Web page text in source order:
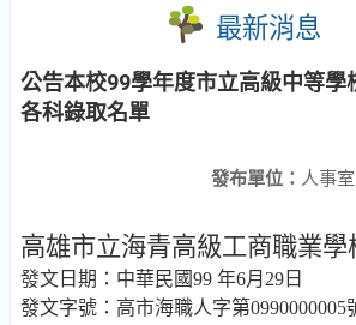
最新消息
公告本校99學年度市立高級中等學
各科錄取名單
發布單位： 人事室
高雄市立海青高級工商職業學
發文日期：中華民國99 年6月 29 日
發文字號：高市海職人字第0990000005